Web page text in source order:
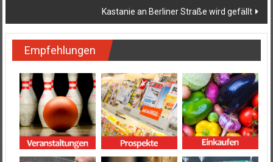
Kastanie an Berliner Straße wird gefällt
Empfehlungen